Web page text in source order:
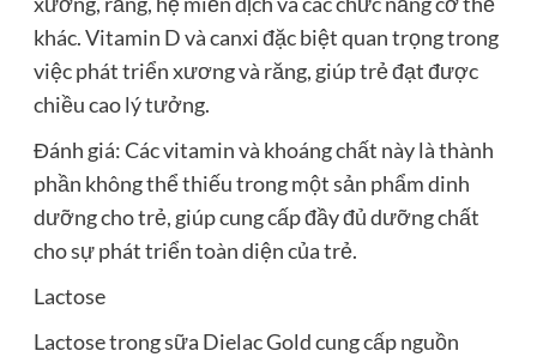
khác. Vitamin D và canxi đặc biệt quan trọng trong
việc phát triển xương và răng, giúp trẻ đạt được
chiều cao lý tưởng.
Đánh giá: Các vitamin và khoáng chất này là thành
phần không thể thiếu trong một sản phẩm dinh
dưỡng cho trẻ, giúp cung cấp đầy đủ dưỡng chất
cho sự phát triển toàn diện của trẻ.
Lactose
Lactose trong sữa Dielac Gold cung cấp nguồn